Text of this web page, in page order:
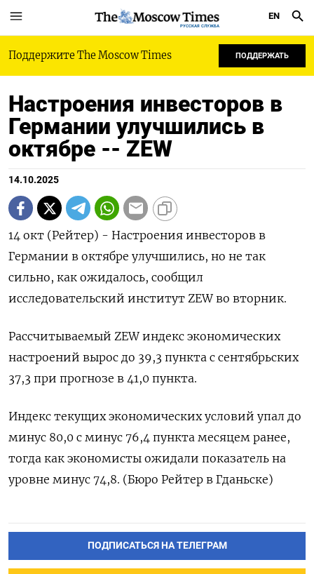
РУССКАЯ СЛУЖБА
EN
Поддержите The Moscow Times ПОДДЕРЖАТЬ
Настроения инвесторов в
Германии улучшились в
октябре -- ZEW
14.10.2025
14 окт (Рейтер) - Настроения инвесторов в
Германии в октябре улучшились, но не так
сильно, как ожидалось, сообщил
исследовательский институт ZEW во вторник.
Рассчитываемый ZEW индекс экономических
настроений вырос до 39,3 пункта с сентябрьских
37,3 при прогнозе в 41,0 пункта.
Индекс текущих экономических условий упал до
минус 80,0 с минус 76,4 пункта месяцем ранее,
тогда как экономисты ожидали показатель на
уровне минус 74,8. (Бюро Рейтер в Гданьске)
ПОДПИСАТЬСЯ НА ТЕЛЕГРАМ